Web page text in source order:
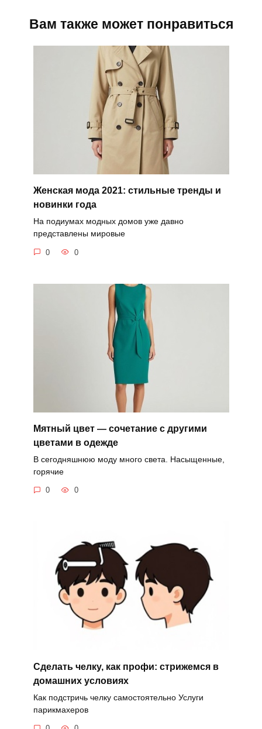
Вам также может понравиться
Женская мода 2021: стильные тренды и
новинки года
На подиумах модных домов уже давно
представлены мировые
0 0
Мятный цвет — сочетание с другими
цветами в одежде
В сегодняшнюю моду много света. Насыщенные,
горячие
0 0
Сделать челку, как профи: стрижемся в
домашних условиях
Как подстричь челку самостоятельно Услуги
парикмахеров